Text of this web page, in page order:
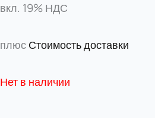
вкл. 19% НДС
плюс Стоимость доставки
Нет в наличии